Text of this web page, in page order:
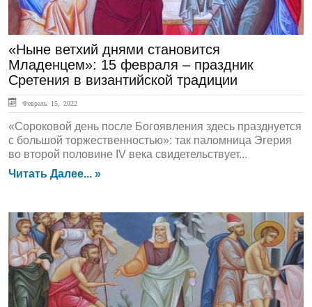
«Ныне ветхий днями становится
Младенцем»: 15 февраля – праздник
Сретения в византийской традиции
Февраль 15, 2022
«Сороковой день после Богоявления здесь празднуется
с большой торжественностью»: так паломница Эгерия
во второй половине IV века свидетельствует...
Читать Далее... »
В Свете Божьего Слова